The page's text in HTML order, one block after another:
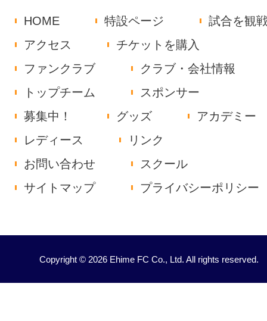
HOME 特設ページ
試合を観
アクセス
チケットを購入
ファンクラブ
クラブ・会社情報
トップチーム
スポンサー
募集中！
グッズ
アカデミー
レディース
リンク
お問い合わせ
スクール
サイトマップ
プライバシーポリシー
Copyright © 2026 Ehime FC Co., Ltd. All rights reserved.